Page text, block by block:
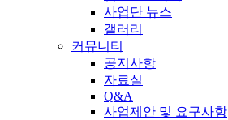
사업단 뉴스
갤러리
커뮤니티
공지사항
자료실
Q&A
사업제안 및 요구사항